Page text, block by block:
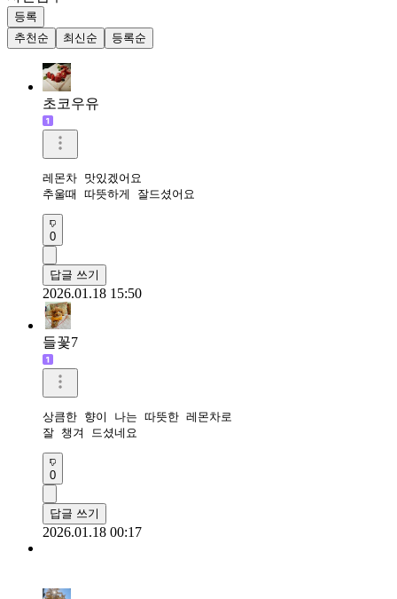
등록
추천순
최신순 등록순
초코우유
레몬차 맛있겠어요
추울때 따뜻하게 잘드셨어요
0
답글 쓰기
2026.01.18 15:50
들꽃7
상큼한 향이 나는 따뜻한 레몬차로
잘 챙겨 드셨네요
0
답글 쓰기
2026.01.18 00:17